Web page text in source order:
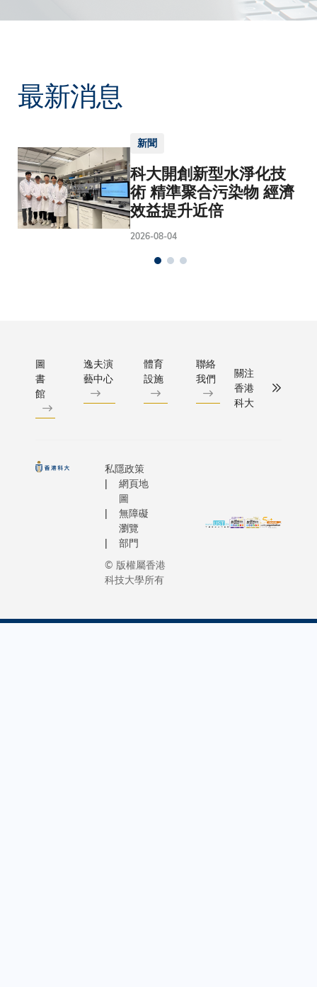
最新消息
新聞
科大開創新型水淨化技
術 精準聚合污染物 經濟
效益提升近倍
2026-08-04
圖
書
館
逸夫演
藝中心
體育
設施
聯絡
我們
關注
香港
科大
私隱政策
網頁地
圖
無障礙
瀏覽
部門
© 版權屬香港
科技大學所有